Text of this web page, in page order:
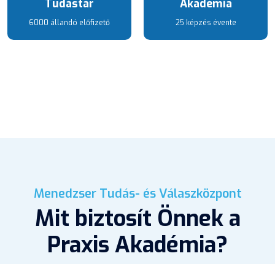
Tudástár
6000 állandó előfizető
Akadémia
25 képzés évente
Menedzser Tudás- és Válaszközpont
Mit biztosít Önnek a
Praxis Akadémia?